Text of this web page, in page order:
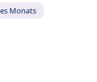
Monats